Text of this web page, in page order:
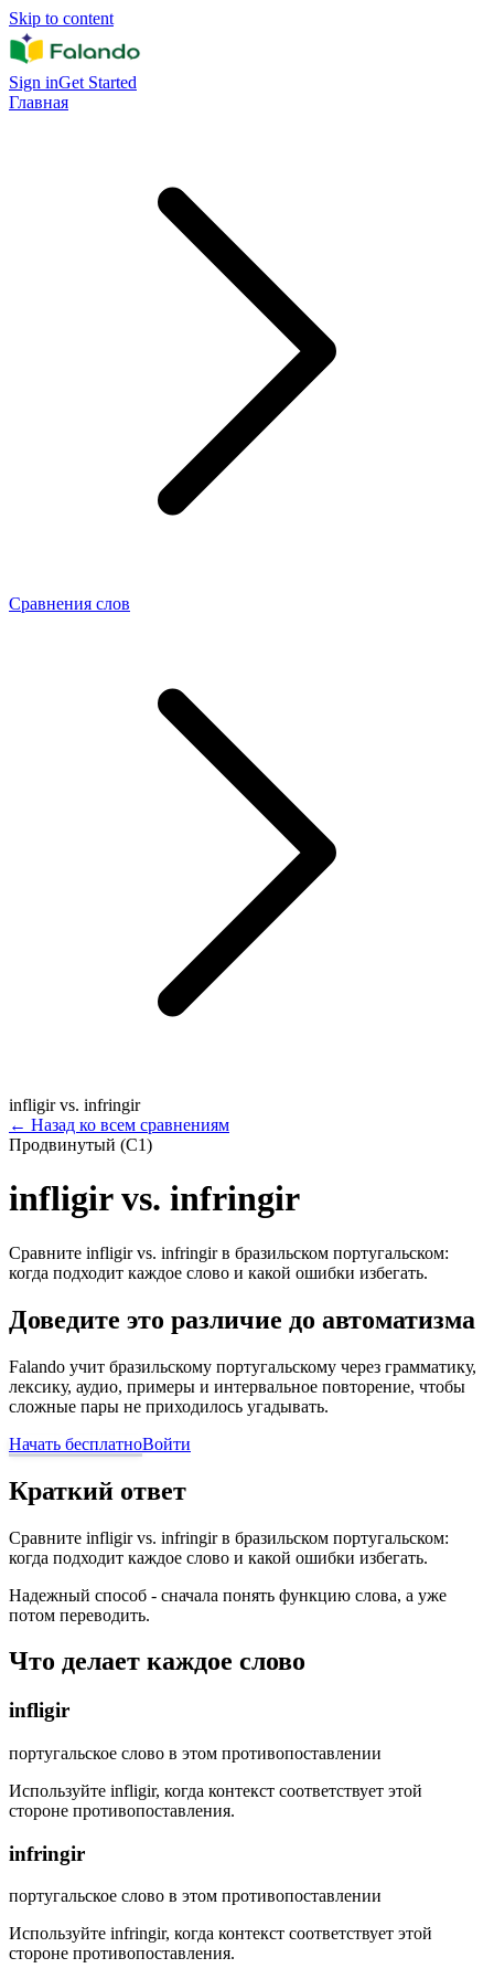
Skip to content
Sign inGet Started
Главная
Сравнения слов
infligir vs. infringir
← Назад ко всем сравнениям
Продвинутый (C1)
infligir vs. infringir
Сравните infligir vs. infringir в бразильском португальском:
когда подходит каждое слово и какой ошибки избегать.
Доведите это различие до автоматизма
Falando учит бразильскому португальскому через грамматику,
лексику, аудио, примеры и интервальное повторение, чтобы
сложные пары не приходилось угадывать.
Начать бесплатноВойти
Краткий ответ
Сравните infligir vs. infringir в бразильском португальском:
когда подходит каждое слово и какой ошибки избегать.
Надежный способ - сначала понять функцию слова, а уже
потом переводить.
Что делает каждое слово
infligir
португальское слово в этом противопоставлении
Используйте infligir, когда контекст соответствует этой
стороне противопоставления.
infringir
португальское слово в этом противопоставлении
Используйте infringir, когда контекст соответствует этой
стороне противопоставления.